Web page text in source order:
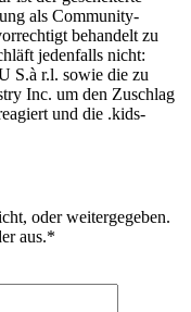
als Community-
behandelt zu
jedenfalls nicht:
S.à r.l. sowie die zu
Inc. um den Zuschlag
und die .kids-
oder weitergegeben.
aus.*